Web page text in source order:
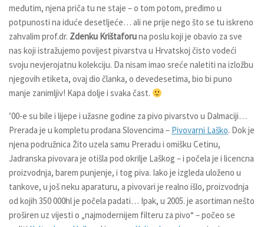
međutim, njena priča tu ne staje – o tom potom, pređimo u
potpunosti na iduće desetljeće… ali ne prije nego što se tu iskreno
zahvalim prof.dr. Zdenku Krištaforuna poslu koji je obavio za sve
nas koji istražujemo povijest pivarstva u Hrvatskoj čisto vodeći
svoju nevjerojatnu kolekciju. Da nisam imao sreće naletiti na izložbu
njegovih etiketa, ovaj dio članka, o devedesetima, bio bi puno
manje zanimljiv! Kapa dolje i svaka čast.
’00-e su bile i lijepe i užasne godine za pivo pivarstvo u Dalmaciji…
Prerada je u kompletu prodana Slovencima – Pivovarni Laško. Dok je
njena podružnica Žito uzela samu Preradu i omišku Cetinu,
Jadranska pivovara je otišla pod okrilje Laškog – i počela je i licencna
proizvodnja, barem punjenje, i tog piva. Iako je izgleda uloženo u
tankove, u još neku aparaturu, a pivovari je realno išlo, proizvodnja
od kojih 350 000hl je počela padati… Ipak, u 2005. je asortiman nešto
proširen uz vijesti o „najmodernijem filteru za pivo“ – počeo se